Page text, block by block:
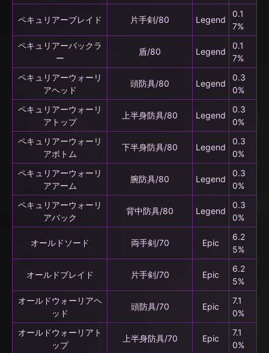
ペキュリアーブレイド 片手剣/80 Legend
0.1
7%
ペキュリアーバックラ
ー
盾/80 Legend
0.1
7%
ペキュリアーウォーリ
アヘッド
頭防具/80 Legend
0.3
0%
ペキュリアーウォーリ
アトップ
上半身防具/80 Legend
0.3
0%
ペキュリアーウォーリ
アボトム
下半身防具/80 Legend
0.3
0%
ペキュリアーウォーリ
アアーム
腕防具/80 Legend
0.3
0%
ペキュリアーウォーリ
アバック
背中防具/80 Legend
0.3
0%
オールドソード 両手剣/70 Epic
6.2
5%
オールドブレイド 片手剣/70 Epic
6.2
5%
オールドウォーリアヘ
ッド
頭防具/70 Epic
7.1
0%
オールドウォーリアト
ップ
上半身防具/70 Epic
7.1
0%